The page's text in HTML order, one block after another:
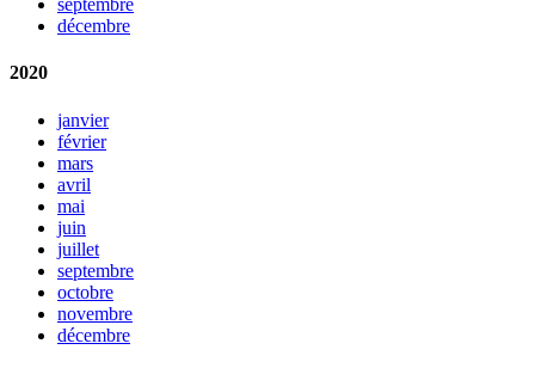
septembre
décembre
2020
janvier
février
mars
avril
mai
juin
juillet
septembre
octobre
novembre
décembre